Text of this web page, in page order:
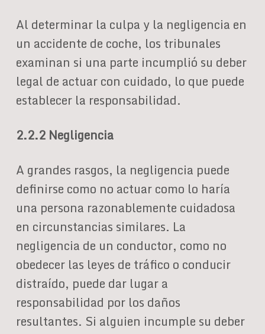
Al determinar la culpa y la negligencia en
un accidente de coche, los tribunales
examinan si una parte incumplió su deber
legal de actuar con cuidado, lo que puede
establecer la responsabilidad.
2.2.2 Negligencia
A grandes rasgos, la negligencia puede
definirse como no actuar como lo haría
una persona razonablemente cuidadosa
en circunstancias similares. La
negligencia de un conductor, como no
obedecer las leyes de tráfico o conducir
distraído, puede dar lugar a
responsabilidad por los daños
resultantes. Si alguien incumple su deber